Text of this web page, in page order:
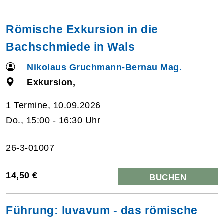
Römische Exkursion in die
Bachschmiede in Wals
Nikolaus Gruchmann-Bernau Mag.
Exkursion,
1 Termine, 10.09.2026
Do., 15:00 - 16:30 Uhr
26-3-01007
14,50 € BUCHEN
Führung: luvavum - das römische